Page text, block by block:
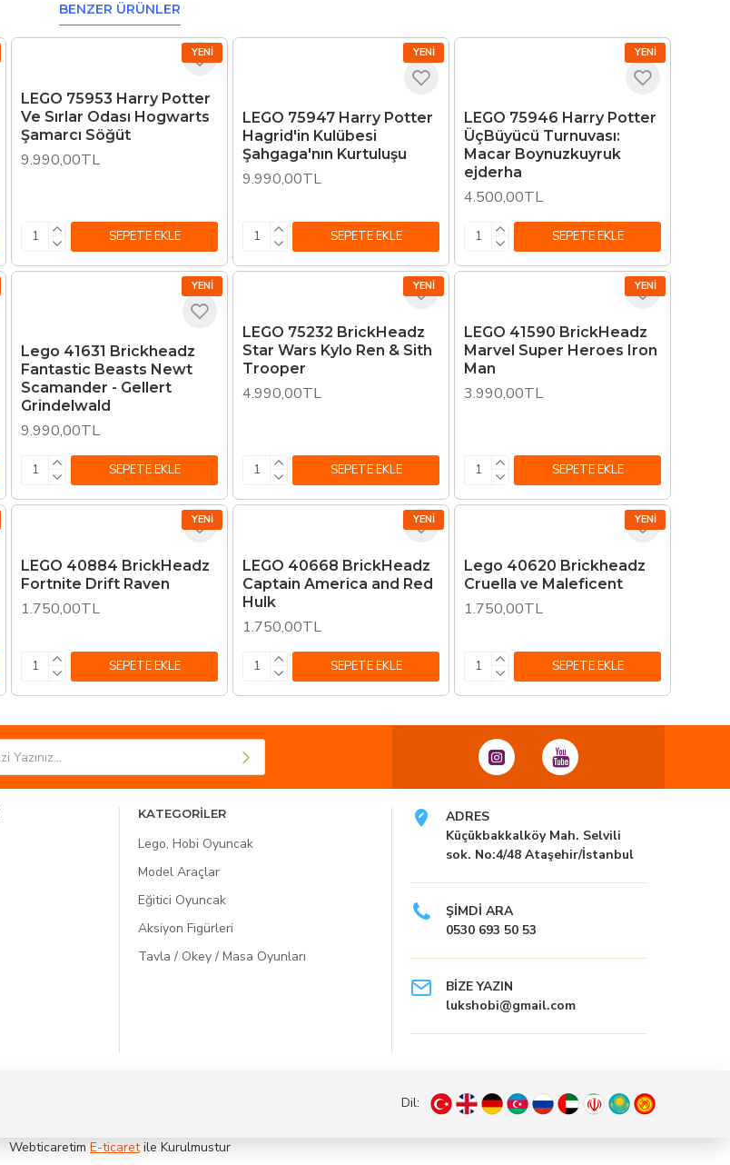
BENZER ÜRÜNLER
YENI
LEGO 75953 Harry Potter
Ve Sırlar Odası Hogwarts
Şamarcı Söğüt
9.990,00TL
SEPETE EKLE
YENI
LEGO 75947 Harry Potter
Hagrid'in Kulübesi
Şahgaga'nın Kurtuluşu
9.990,00TL
SEPETE EKLE
YENI
LEGO 75946 Harry Potter
ÜçBüyücü Turnuvası:
Macar Boynuzkuyruk
ejderha
4.500,00TL
SEPETE EKLE
YENI
Lego 41631 Brickheadz
Fantastic Beasts Newt
Scamander - Gellert
Grindelwald
9.990,00TL
SEPETE EKLE
YENI
LEGO 75232 BrickHeadz
Star Wars Kylo Ren & Sith
Trooper
4.990,00TL
SEPETE EKLE
YENI
LEGO 41590 BrickHeadz
Marvel Super Heroes Iron
Man
3.990,00TL
SEPETE EKLE
YENI
LEGO 40884 BrickHeadz
Fortnite Drift Raven
1.750,00TL
SEPETE EKLE
YENI
LEGO 40668 BrickHeadz
Captain America and Red
Hulk
1.750,00TL
SEPETE EKLE
YENI
Lego 40620 Brickheadz
Cruella ve Maleficent
1.750,00TL
SEPETE EKLE
KATEGORİLER
Lego, Hobi Oyuncak
Model Araçlar
Eğitici Oyuncak
Aksiyon Figürleri
Tavla / Okey / Masa Oyunları
ADRES
Küçükbakkalköy Mah. Selvili
sok. No:4/48 Ataşehir/İstanbul
ŞİMDİ ARA
0530 693 50 53
BİZE YAZIN
lukshobi@gmail.com
Dil:
Webticaretim E-ticaretile Kurulmustur